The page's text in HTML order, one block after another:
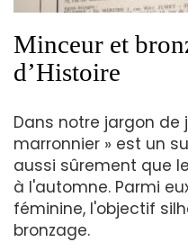
Minceur et
d’Histoire
Dans notre jargon de
marronnier » est un
aussi sûrement que
à l'automne. Parmi
féminine, l'objectif
bronzage.